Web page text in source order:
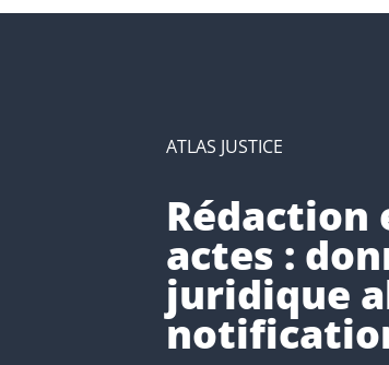
ATLAS JUSTICE
actes :
juridique